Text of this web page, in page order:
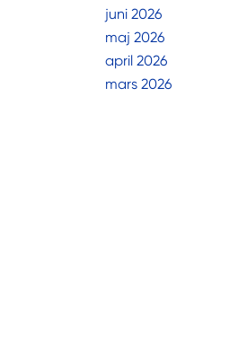
juni 2026
maj 2026
april 2026
mars 2026